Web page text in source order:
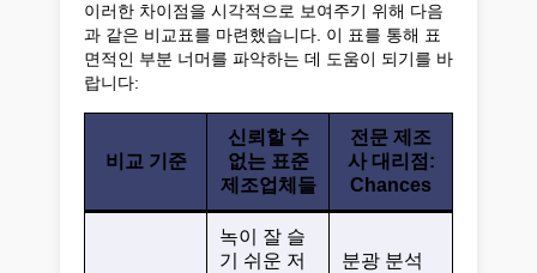
이러한 차이점을 시각적으로 보여주기 위해 다음
과 같은 비교표를 마련했습니다. 이 표를 통해 표
면적인 부분 너머를 파악하는 데 도움이 되기를 바
랍니다:
비교 기준
신뢰할 수
없는 표준
제조업체들
전문 제조
사 대리점:
Chances
녹이 잘 슬
기 쉬운 저
분광 분석